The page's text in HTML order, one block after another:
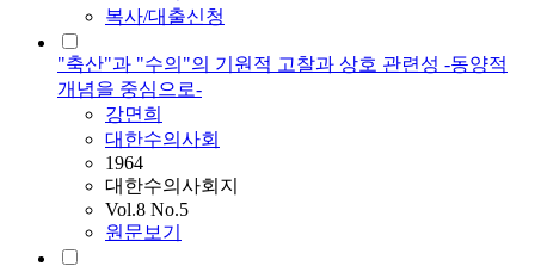
복사/대출신청
"축산"과 "수의"의 기원적 고찰과 상호 관련성 -동양적
개념을 중심으로-
강면희
대한수의사회
1964
대한수의사회지
Vol.8 No.5
원문보기